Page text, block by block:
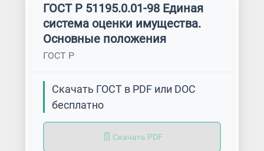
ГОСТ Р 51195.0.01-98 Единая
система оценки имущества.
Основные положения
ГОСТ Р
Скачать ГОСТ в PDF или DOC
бесплатно
📄 Скачать PDF